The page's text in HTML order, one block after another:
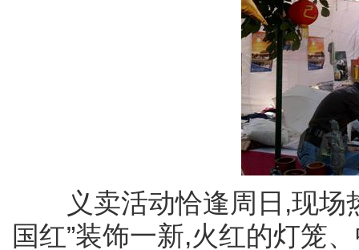
义卖活动恰逢周日,现场
国红”装饰一新,火红的灯笼